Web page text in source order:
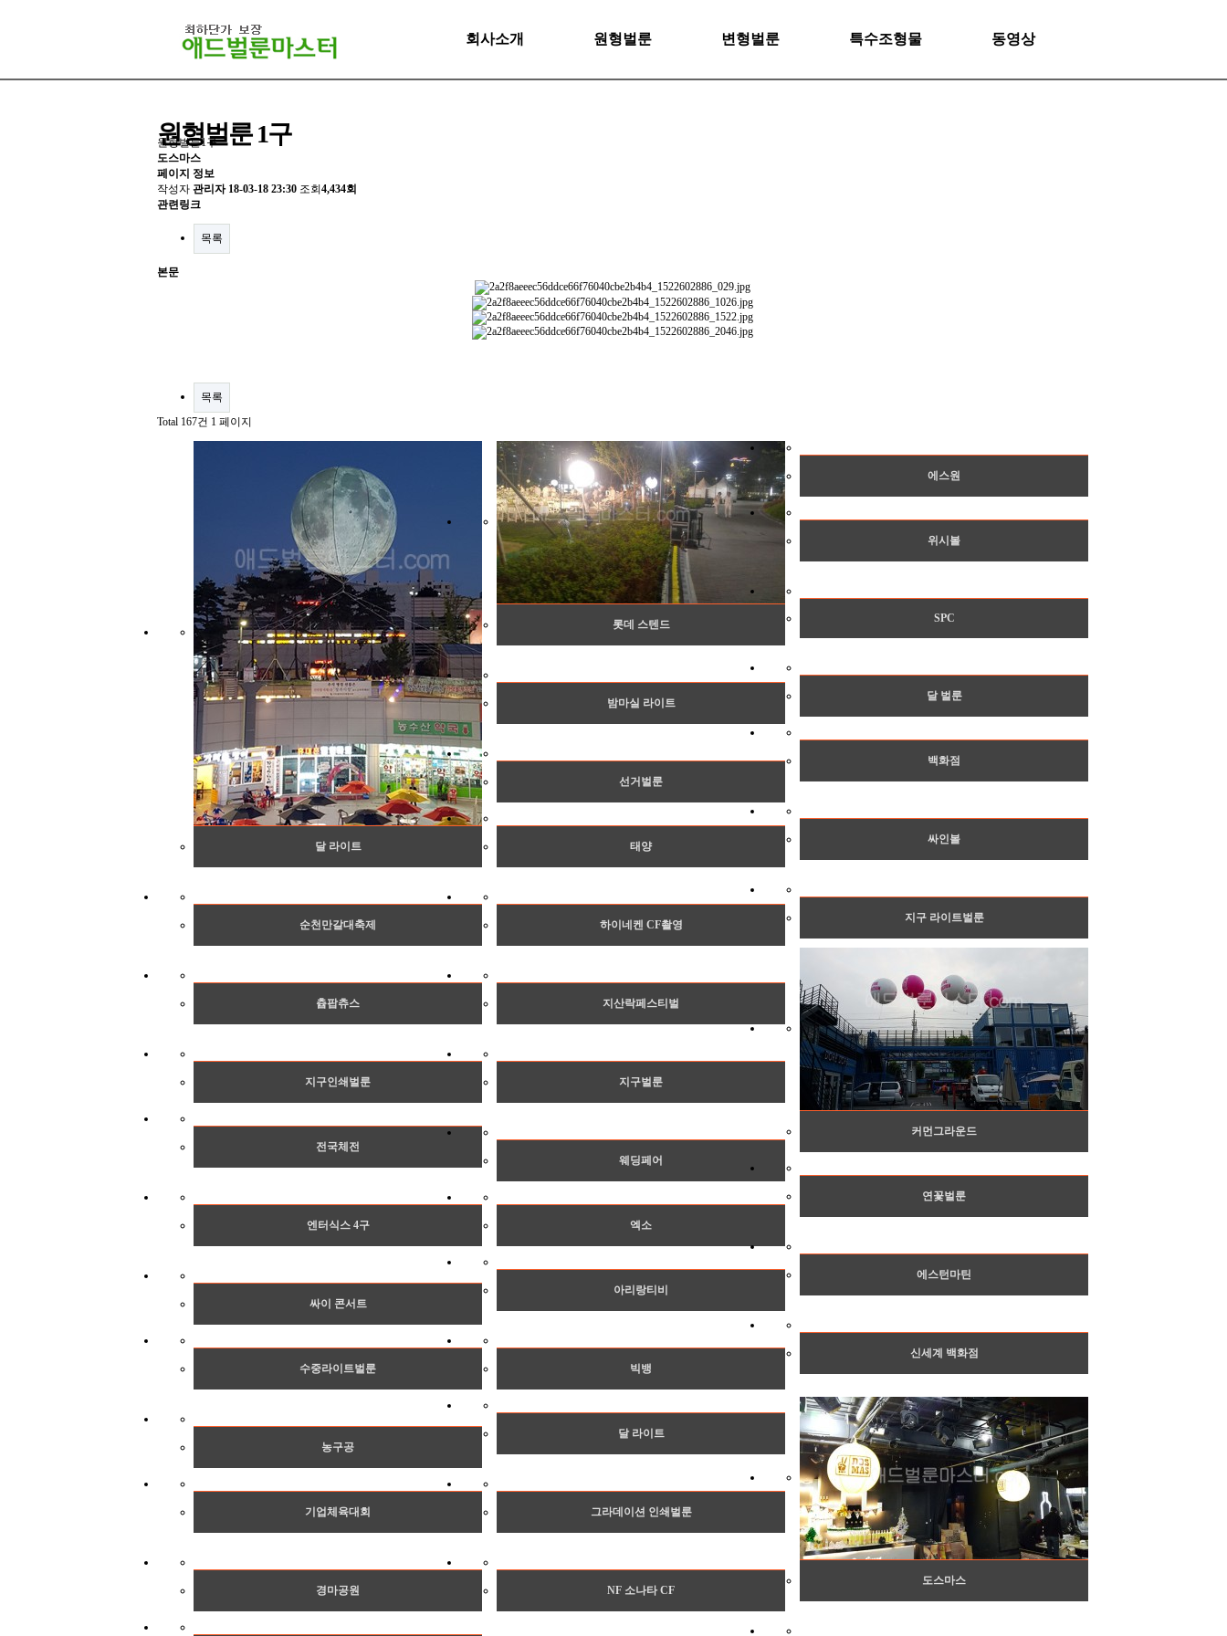
회사소개 원형벌룬 변형벌룬 특수조형물 동영상
원형벌룬 1구
원형벌룬1구
도스마스
페이지 정보
작성자 관리자 18-03-18 23:30 조회 4,434회
관련링크
목록
본문
목록
Total 167건 1 페이지
달 라이트
롯데 스텐드
에스원
위시볼
SPC
달 벌룬
밤마실 라이트
백화점
선거벌룬
싸인볼
태양
지구 라이트벌룬
순천만갈대축제 하이네켄 CF촬영
커먼그라운드
츕팝츄스 지산락페스티벌
지구인쇄벌룬 지구벌룬
전국체전
웨딩페어
연꽃벌룬
엔터식스 4구 엑소
에스턴마틴
아리랑티비
싸이 콘서트
신세계 백화점
수중라이트벌룬
빅뱅
도스마스
달 라이트
농구공
기업체육대회 그라데이션 인쇄벌룬
경마공원 NF 소나타 CF